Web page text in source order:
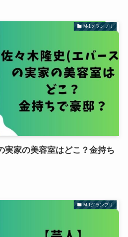
M-1グランプリ
実家の美容室はどこ？金持ち
M-1グランプリ